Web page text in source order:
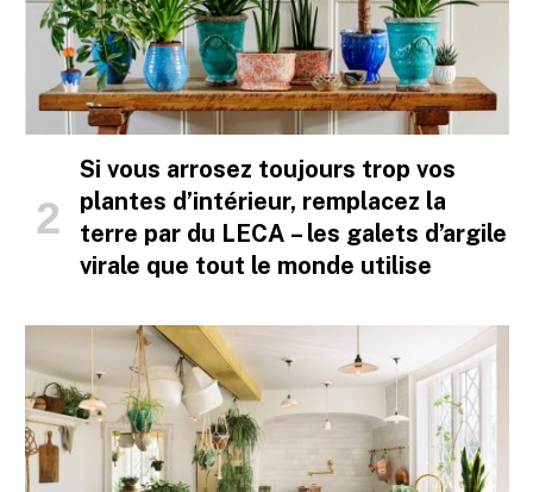
Si vous arrosez toujours trop vos
plantes d’intérieur, remplacez la
terre par du LECA – les galets d’argile
virale que tout le monde utilise